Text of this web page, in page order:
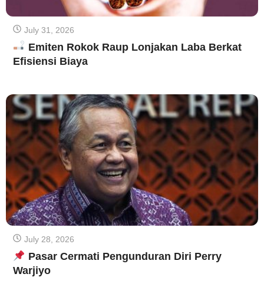
July 31, 2026
Emiten Rokok Raup Lonjakan Laba Berkat
Efisiensi Biaya
July 28, 2026
Pasar Cermati Pengunduran Diri Perry
Warjiyo